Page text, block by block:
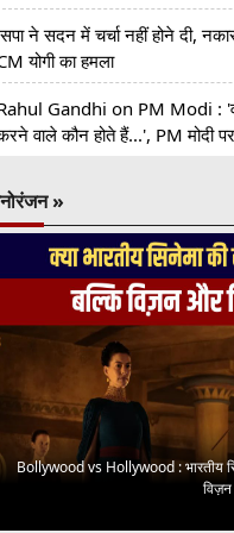
ने सदन में चर्चा नहीं होने दी,
योगी का हमला
Gandhi on PM Modi :
वाले कौन होते हैं...', PM मोदी
»
Bollywood vs Hollywood : भारतीय